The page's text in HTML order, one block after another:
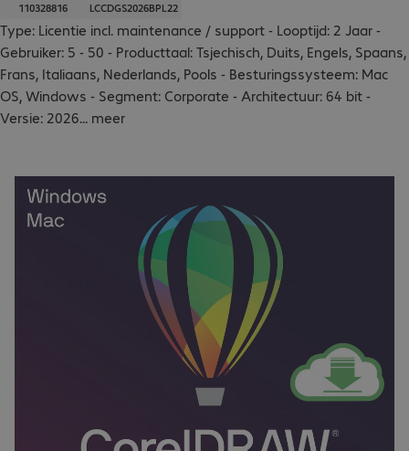
110328816
LCCDGS2026BPL22
Type: Licentie incl. maintenance / support - Looptijd: 2 Jaar -
Gebruiker: 5 - 50 - Producttaal: Tsjechisch, Duits, Engels, Spaans,
Frans, Italiaans, Nederlands, Pools - Besturingssysteem: Mac
OS, Windows - Segment: Corporate - Architectuur: 64 bit -
Versie: 2026... meer